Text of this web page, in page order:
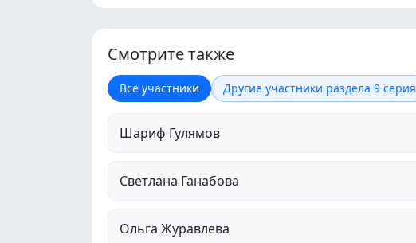
Смотрите также
Все участники Другие участники раздела 9 серия
Шариф Гулямов
Светлана Ганабова
Ольга Журавлева